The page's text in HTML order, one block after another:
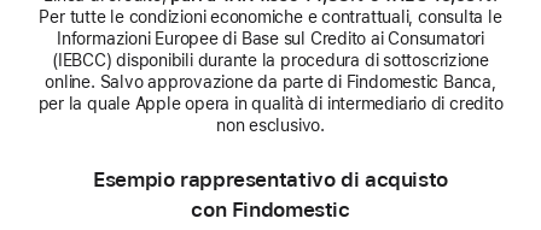
Per tutte le condizioni economiche e contrattuali, consulta le
Informazioni Europee di Base sul Credito ai Consumatori
(IEBCC) disponibili durante la procedura di sottoscrizione
online. Salvo approvazione da parte di Findomestic Banca,
per la quale Apple opera in qualità di intermediario di credito
non esclusivo.
Esempio rappresentativo di acquisto
con Findomestic